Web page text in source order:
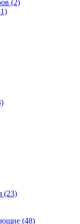
(2)
(23)
(48)